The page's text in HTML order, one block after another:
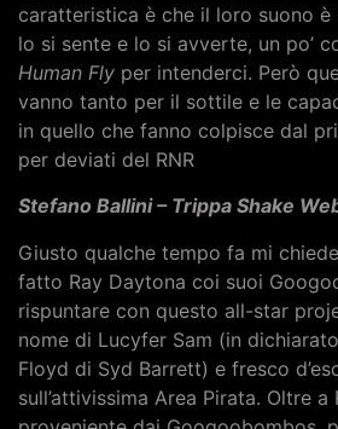
caratteristica è che il loro suono è
lo si sente e lo si avverte, un po’
Human Fly per intenderci. Però
vanno tanto per il sottile e le
in quello che fanno colpisce dal
per deviati del RNR
Stefano Ballini – Trippa Shake
Giusto qualche tempo fa mi
fatto Ray Daytona coi suoi
rispuntare con questo all-star
nome di Lucyfer Sam (in
Floyd di Syd Barrett) e fresco
sull’attivissima Area Pirata. Oltre a